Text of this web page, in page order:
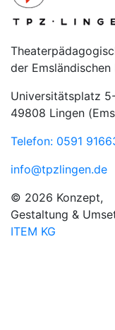
der Emsländischen
Universitätsplatz
49808 Lingen
Telefon: 0591
info@tpzlingen.de
© 2026 Konzept,
Gestaltung &
ITEM KG